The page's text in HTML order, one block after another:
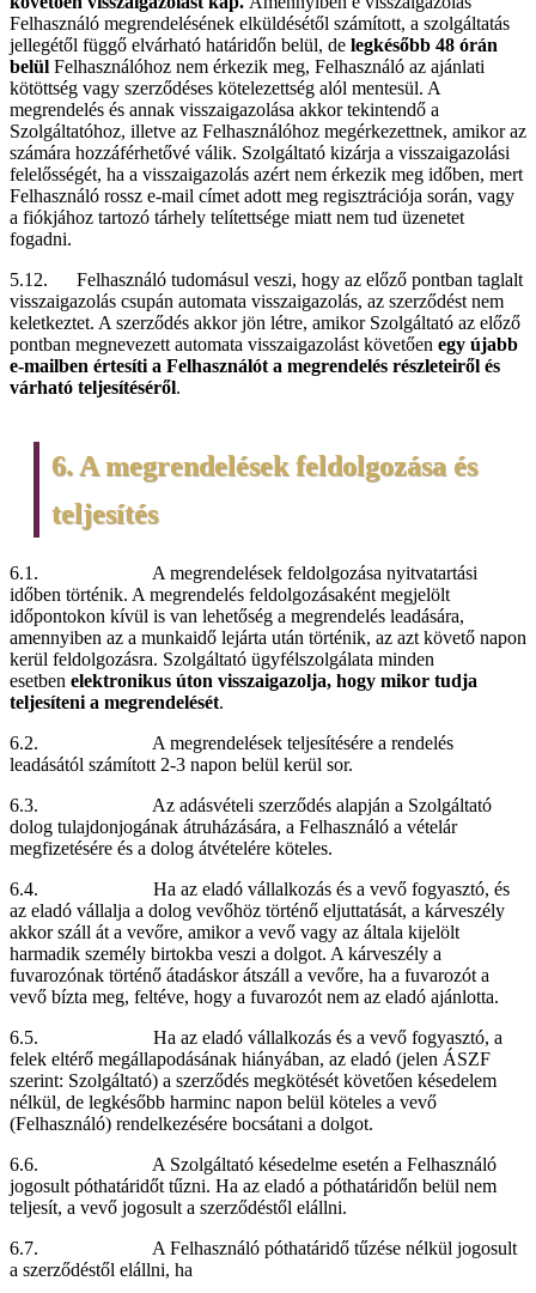
Felhasználó megrendelésének elküldésétől számított, a szolgáltatás
jellegétől függő elvárható határidőn belül, de legkésőbb 48 órán
belül Felhasználóhoz nem érkezik meg, Felhasználó az ajánlati
kötöttség vagy szerződéses kötelezettség alól mentesül. A
megrendelés és annak visszaigazolása akkor tekintendő a
Szolgáltatóhoz, illetve az Felhasználóhoz megérkezettnek, amikor az
számára hozzáférhetővé válik. Szolgáltató kizárja a visszaigazolási
felelősségét, ha a visszaigazolás azért nem érkezik meg időben, mert
Felhasználó rossz e-mail címet adott meg regisztrációja során, vagy
a fiókjához tartozó tárhely telítettsége miatt nem tud üzenetet
fogadni.
5.12. Felhasználó tudomásul veszi, hogy az előző pontban taglalt
visszaigazolás csupán automata visszaigazolás, az szerződést nem
keletkeztet. A szerződés akkor jön létre, amikor Szolgáltató az előző
pontban megnevezett automata visszaigazolást követően egy újabb
e-mailben értesíti a Felhasználót a megrendelés részleteiről és
várható teljesítéséről.
6. A megrendelések feldolgozása és
teljesítés
6.1. A megrendelések feldolgozása nyitvatartási
időben történik. A megrendelés feldolgozásaként megjelölt
időpontokon kívül is van lehetőség a megrendelés leadására,
amennyiben az a munkaidő lejárta után történik, az azt követő napon
kerül feldolgozásra. Szolgáltató ügyfélszolgálata minden
esetben elektronikus úton visszaigazolja, hogy mikor tudja
teljesíteni a megrendelését.
6.2. A megrendelések teljesítésére a rendelés
leadásától számított 2-3 napon belül kerül sor.
6.3. Az adásvételi szerződés alapján a Szolgáltató
dolog tulajdonjogának átruházására, a Felhasználó a vételár
megfizetésére és a dolog átvételére köteles.
6.4. Ha az eladó vállalkozás és a vevő fogyasztó, és
az eladó vállalja a dolog vevőhöz történő eljuttatását, a kárveszély
akkor száll át a vevőre, amikor a vevő vagy az általa kijelölt
harmadik személy birtokba veszi a dolgot. A kárveszély a
fuvarozónak történő átadáskor átszáll a vevőre, ha a fuvarozót a
vevő bízta meg, feltéve, hogy a fuvarozót nem az eladó ajánlotta.
6.5. Ha az eladó vállalkozás és a vevő fogyasztó, a
felek eltérő megállapodásának hiányában, az eladó (jelen ÁSZF
szerint: Szolgáltató) a szerződés megkötését követően késedelem
nélkül, de legkésőbb harminc napon belül köteles a vevő
(Felhasználó) rendelkezésére bocsátani a dolgot.
6.6. A Szolgáltató késedelme esetén a Felhasználó
jogosult póthatáridőt tűzni. Ha az eladó a póthatáridőn belül nem
teljesít, a vevő jogosult a szerződéstől elállni.
6.7. A Felhasználó póthatáridő tűzése nélkül jogosult
a szerződéstől elállni, ha